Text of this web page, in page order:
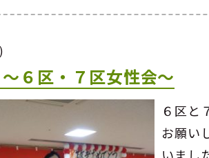
６区・７区女性会～
６区と
お願い